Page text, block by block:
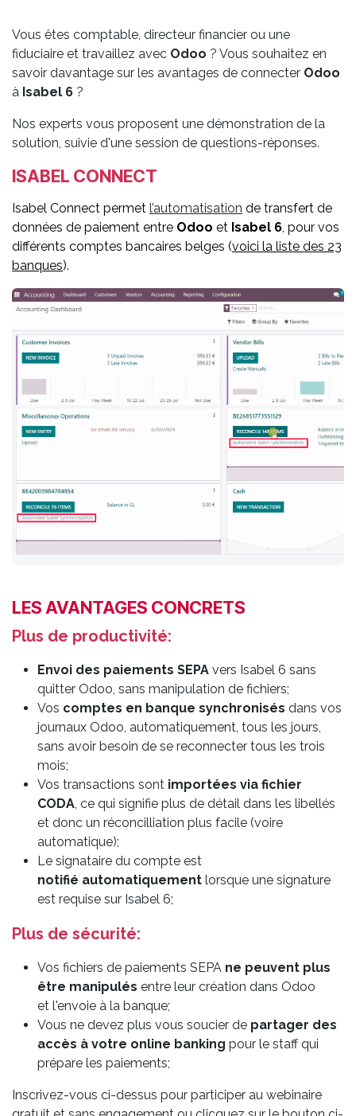
Vous êtes comptable, directeur financier ou une
fiduciaire et travaillez avec Odoo ? Vous souhaitez en
savoir davantage sur les avantages de connecter Odoo
à Isabel 6 ?
Nos experts vous proposent une démonstration de la
solution, suivie d'une session de questions-réponses.
ISABEL CONNECT
Isabel Connect permet l’automatisation de transfert de
données de paiement entre Odoo et Isabel 6, pour vos
différents comptes bancaires belges (voici la liste des 23
banques).
LES AVANTAGES CONCRETS
Plus de productivité:
Envoi des paiements SEPA vers Isabel 6 sans
quitter Odoo, sans manipulation de fichiers;
Vos comptes en banque synchronisés dans vos
journaux Odoo, automatiquement, tous les jours,
sans avoir besoin de se reconnecter tous les trois
mois;
Vos transactions sont importées via fichier
CODA, ce qui signifie plus de détail dans les libellés
et donc un réconcilliation plus facile (voire
automatique);
Le signataire du compte est
notifié automatiquement lorsque une signature
est requise sur Isabel 6;
Plus de sécurité:
Vos fichiers de paiements SEPA ne peuvent plus
être manipulés entre leur création dans Odoo
et l'envoie à la banque;
Vous ne devez plus vous soucier de partager des
accès à votre online banking pour le staff qui
prépare les paiements;
Inscrivez-vous ci-dessus pour participer au webinaire